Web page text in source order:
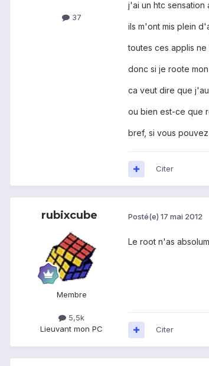
37
j'ai un htc sensation
ils m'ont mis plein
toutes ces applis
donc si je roote
ca veut dire que
ou bien est-ce que
bref, si vous
Citer
rubixcube
Membre
5,5k
Lieuvant mon PC
Posté(e) 17 mai 2012
Le root n'as
Citer